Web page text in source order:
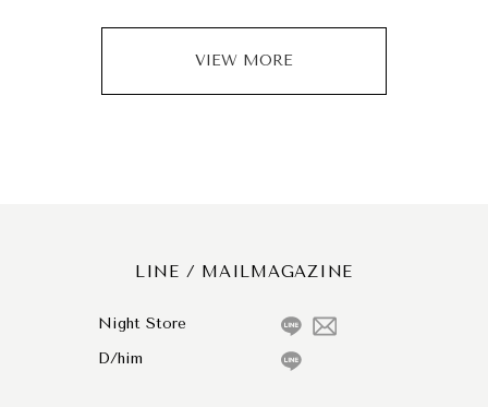
VIEW MORE
LINE / MAILMAGAZINE
Night Store
D/him